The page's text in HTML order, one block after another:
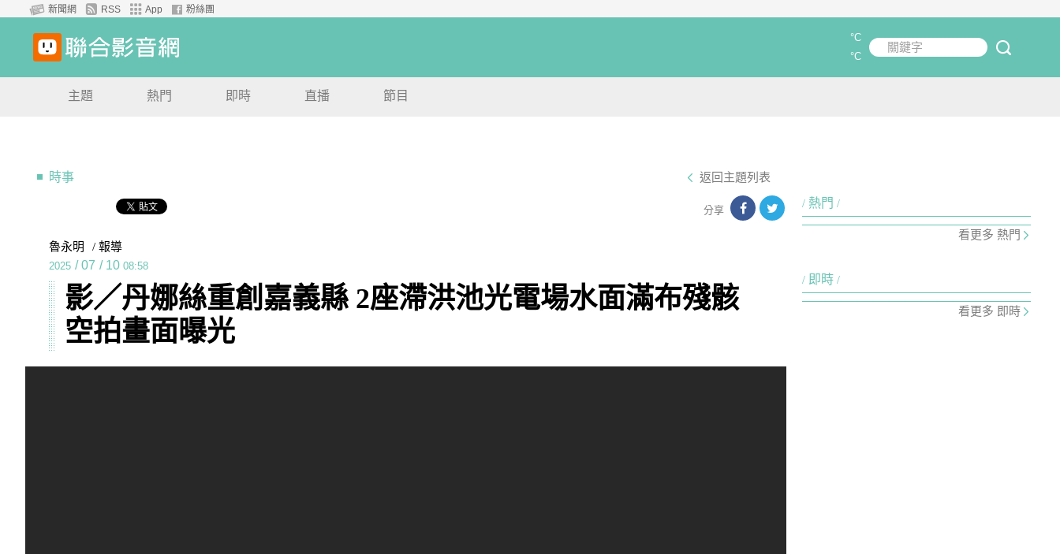
新聞網 RSS App 粉絲團
關鍵字
°C
°C
主題 熱門 即時 直播 節目
時事 返回主題列表
分享
魯永明 / 報導
2025 / 07 / 10 08:58
影／丹娜絲重創嘉義縣 2座滯洪池光電場水面滿布殘骸
空拍畫面曝光
熱門
看更多 熱門
即時
看更多 即時